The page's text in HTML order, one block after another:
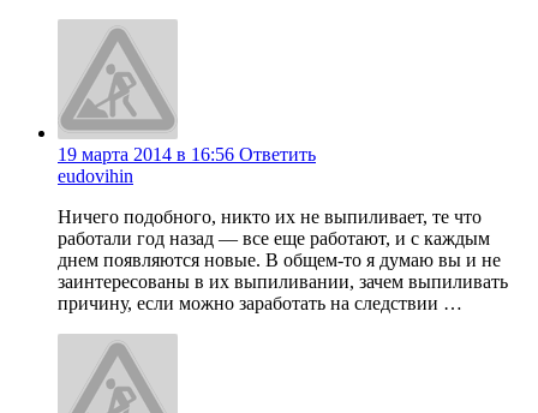
19 марта 2014 в 16:56 Ответить
eudovihin
Ничего подобного, никто их не выпиливает, те что
работали год назад — все еще работают, и с каждым
днем появляются новые. В общем-то я думаю вы и не
заинтересованы в их выпиливании, зачем выпиливать
причину, если можно заработать на следствии …